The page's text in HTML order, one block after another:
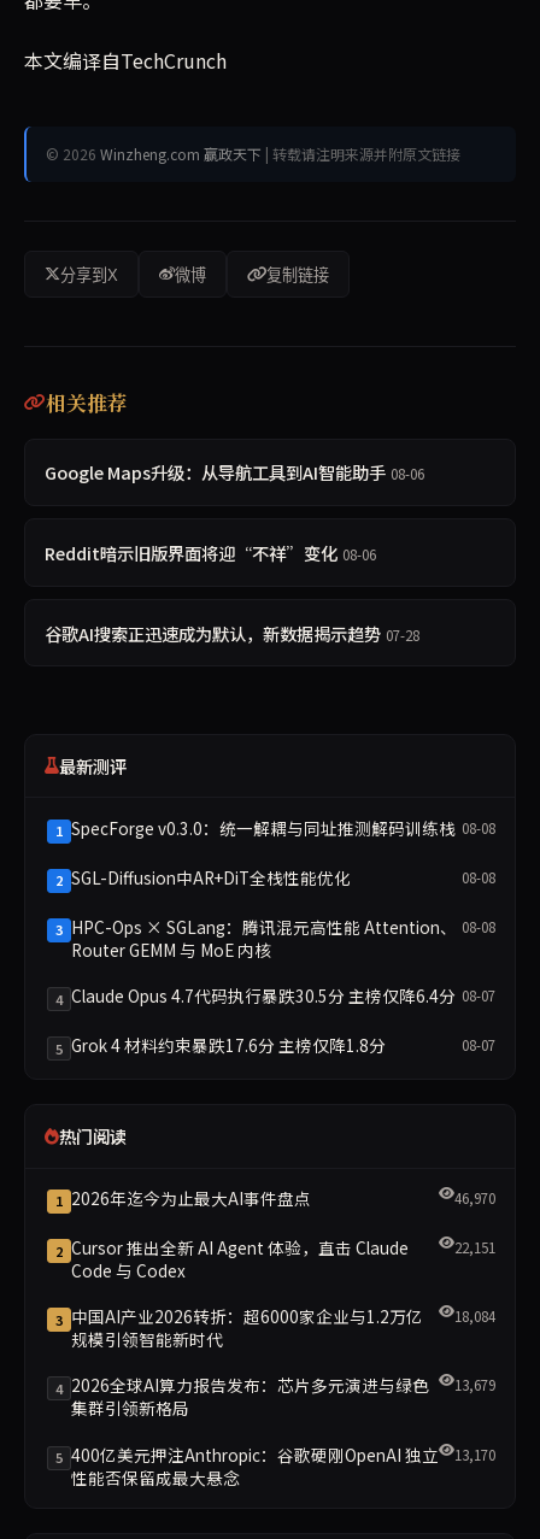
本文编译自TechCrunch
© 2026 Winzheng.com 赢政天下 | 转载请注明来源并附原文链接
分享到X 微博 复制链接
相关推荐
Google Maps升级：从导航工具到AI智能助手 08-06
Reddit暗示旧版界面将迎“不祥”变化 08-06
谷歌AI搜索正迅速成为默认，新数据揭示趋势 07-28
最新测评
1 SpecForge v0.3.0：统一解耦与同址推测解码训练栈 08-08
2 SGL-Diffusion中AR+DiT全栈性能优化 08-08
3 HPC-Ops × SGLang：腾讯混元高性能 Attention、
Router GEMM 与 MoE 内核
08-08
4 Claude Opus 4.7代码执行暴跌30.5分 主榜仅降6.4分 08-07
5 Grok 4 材料约束暴跌17.6分 主榜仅降1.8分 08-07
热门阅读
1 2026年迄今为止最大AI事件盘点 46,970
2 Cursor 推出全新 AI Agent 体验，直击 Claude
Code 与 Codex
22,151
3 中国AI产业2026转折：超6000家企业与1.2万亿
规模引领智能新时代
18,084
4 2026全球AI算力报告发布：芯片多元演进与绿色
集群引领新格局
13,679
5 400亿美元押注Anthropic：谷歌硬刚OpenAI 独立
性能否保留成最大悬念
13,170